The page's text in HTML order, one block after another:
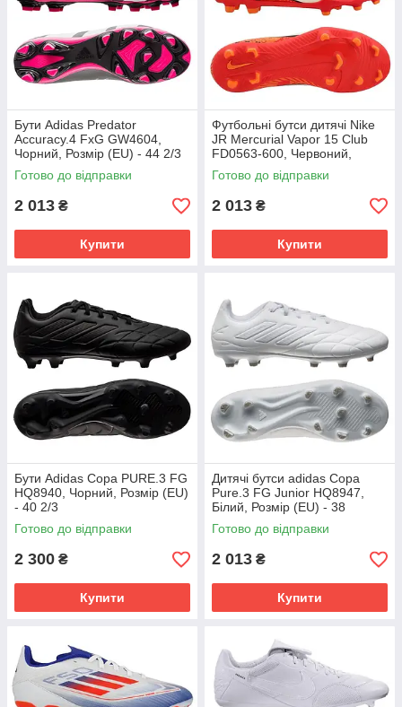
Бути Adidas Predator
Accuracy.4 FxG GW4604,
Чорний, Розмір (EU) - 44 2/3
Готово до відправки
2 013 ₴
Купити
Футбольні бутси дитячі Nike
JR Mercurial Vapor 15 Club
FD0563-600, Червоний,
Розмір (EU) - 38
Готово до відправки
2 013 ₴
Купити
Бути Adidas Copa PURE.3 FG
HQ8940, Чорний, Розмір (EU)
- 40 2/3
Готово до відправки
2 300 ₴
Купити
Дитячі бутси adidas Copa
Pure.3 FG Junior HQ8947,
Білий, Розмір (EU) - 38
Готово до відправки
2 013 ₴
Купити